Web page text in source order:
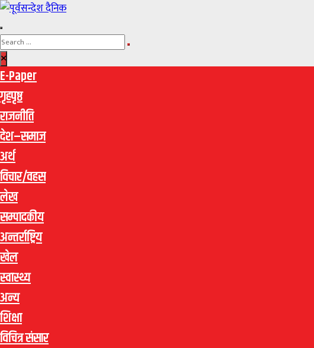
E-Paper
गृहपृष्ठ
राजनीति
देश–समाज
अर्थ
विचार/वहस
लेख
सम्पादकीय
अन्तर्राष्ट्रिय
खेल
स्वास्थ्य
अन्य
शिक्षा
विचित्र संसार